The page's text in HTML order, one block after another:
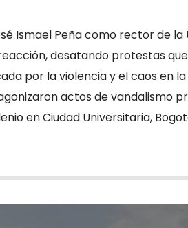
Ismael Peña como rector de la
desatando protestas
por la violencia y el caos en
actos de vandalismo
en Ciudad Universitaria,